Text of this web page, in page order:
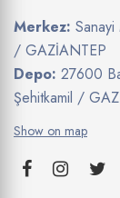
Merkez:
/ GAZİANTEP
Depo: 27600
Şehitkamil /
Show on map